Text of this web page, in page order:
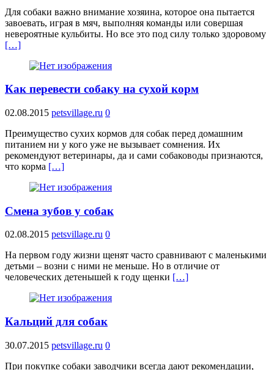
Для собаки важно внимание хозяина, которое она пытается
завоевать, играя в мяч, выполняя команды или совершая
невероятные кульбиты. Но все это под силу только здоровому
[…]
Как перевести собаку на сухой корм
02.08.2015 petsvillage.ru 0
Преимущество сухих кормов для собак перед домашним
питанием ни у кого уже не вызывает сомнения. Их
рекомендуют ветеринары, да и сами собаководы признаются,
что корма […]
Смена зубов у собак
02.08.2015 petsvillage.ru 0
На первом году жизни щенят часто сравнивают с маленькими
детьми – возни с ними не меньше. Но в отличие от
человеческих детенышей к году щенки […]
Кальций для собак
30.07.2015 petsvillage.ru 0
При покупке собаки заводчики всегда дают рекомендации,